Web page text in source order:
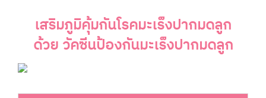
เสริมภูมิคุ้มกันโรคมะเร็งปากมดลูก
ด้วย วัคซีนป้องกันมะเร็งปากมดลูก